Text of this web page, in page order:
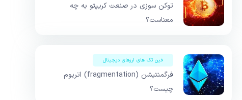
توکن سوزی در صنعت کریپتو به چه
معناست؟
فین تک های ارزهای دیجیتال
فرگمنتیشن (fragmentation) اتریوم
چیست؟